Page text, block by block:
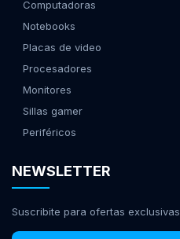
Computadoras
Notebooks
Placas de video
Procesadores
Monitores
Sillas gamer
Periféricos
NEWSLETTER
Suscribite para ofertas exclusivas